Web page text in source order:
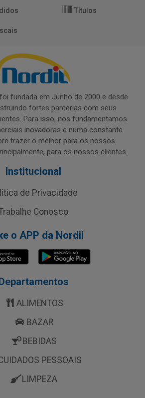
Títulos
fundada em Junho de 2000 e desde
fortes parcerias com seus
Para isso, nos fundamentamos
inovadoras e numa constante
trazer o melhor para os nossos
para os nossos clientes.
Institucional
de Privacidade
Conosco
o APP da Nordil
ALIMENTOS
BAZAR
BEBIDAS
PESSOAIS
LIMPEZA